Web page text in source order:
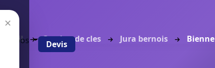
À propos Devis
Accueil Gestion de cles Jura bernois Bienne
×